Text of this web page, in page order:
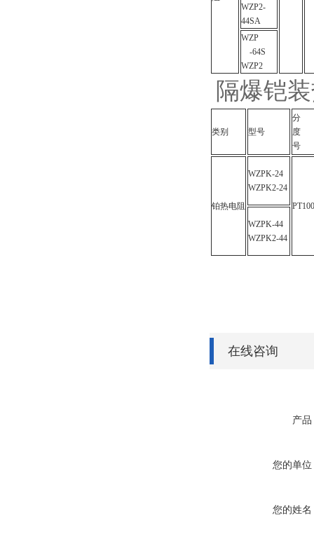
WZP2-
44SA
WZP
-64S
WZP2
隔爆铠
类别 型号
分
度
号
铂热电阻
WZPK-24
WZPK2-24
PT100
WZPK-44
WZPK2-44
在线咨询
产品
您的单位
您的姓名